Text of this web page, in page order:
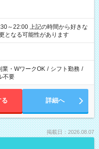
時間から好きな
となる可能性があります
業・WワークOK / シフト勤務 /
不要
る 詳細へ
掲載日：2026.08.07